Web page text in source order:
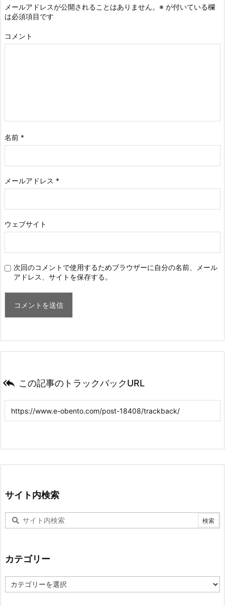
メールアドレスが公開されることはありません。 ※ が付いている欄
は必須項目です
コメント
名前 *
メールアドレス *
ウェブサイト
次回のコメントで使用するためブラウザーに自分の名前、メール
アドレス、サイトを保存する。
 この記事のトラックバックURL
サイト内検索
カテゴリー
テ